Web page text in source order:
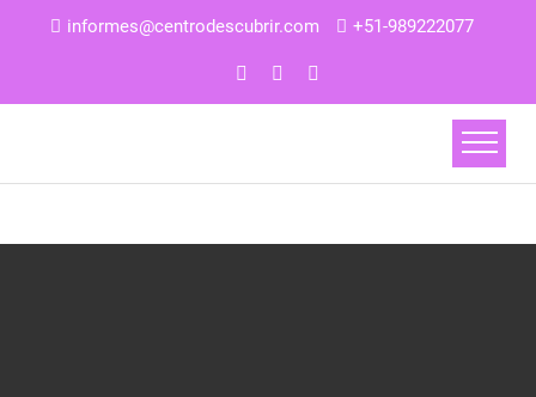
informes@centrodescubrir.com +51-989222077